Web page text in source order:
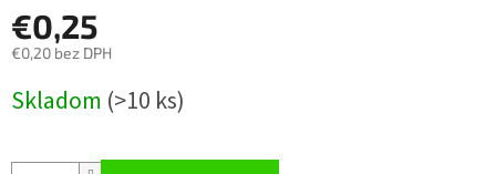
€0,25
€0,20 bez DPH
cena:
Skladom (>10 ks)